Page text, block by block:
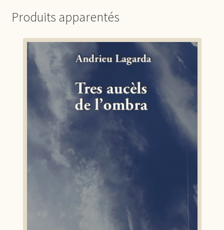
Produits apparentés